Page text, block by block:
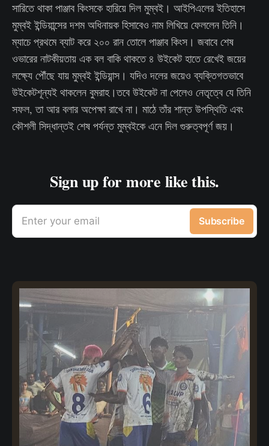
সারিতে থাকা পাঞ্জাব কিংসকে হারিয়ে দিল মুম্বই। আইপিএলের ইতিহাসে
মুম্বই ইন্ডিয়ান্সের দশম অধিনায়ক হিসাবেও নাম লিখিয়ে ফেললেন তিনি।
ম্যাচে প্রথমে ব্যাট করে ২০০ রান তোলে পাঞ্জাব কিংস। জবাবে শেষ
ওভারের নাটকীয়তায় এক বল বাকি থাকতে ৪ উইকেট হাতে রেখেই জয়ের
লক্ষ্যে পৌঁছে যায় মুম্বই ইন্ডিয়ান্স। যদিও দলের জয়েও ব্যক্তিগতভাবে
উইকেটশূন্যই থাকলেন বুমরাহ।তবে উইকেট না পেলেও নেতৃত্বে যে তিনি
সফল, তা আর বলার অপেক্ষা রাখে না। মাঠে তাঁর শান্ত উপস্থিতি এবং
কৌশলী সিদ্ধান্তই শেষ পর্যন্ত মুম্বইকে এনে দিল গুরুত্বপূর্ণ জয়।
Sign up for more like this.
Enter your email Subscribe